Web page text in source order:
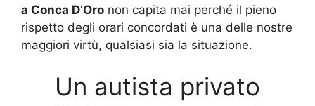
a Conca D’Oro non capita mai perché il pieno
rispetto degli orari concordati è una delle nostre
maggiori virtù, qualsiasi sia la situazione.
Un autista privato